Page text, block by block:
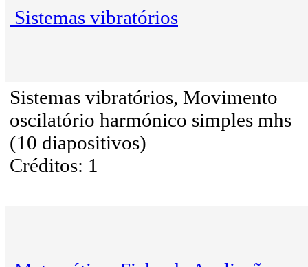
Sistemas vibratórios
Sistemas vibratórios, Movimento
oscilatório harmónico simples mhs
(10 diapositivos)
Créditos: 1